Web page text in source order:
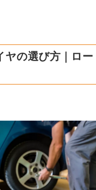
ヤの選び方｜ロ